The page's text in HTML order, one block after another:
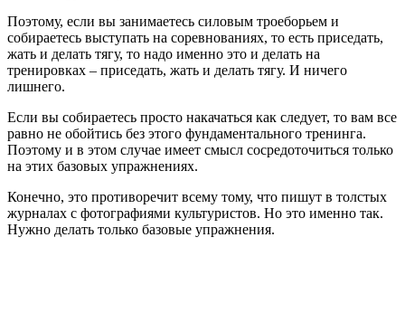
Поэтому, если вы занимаетесь силовым троеборьем и
собираетесь выступать на соревнованиях, то есть приседать,
жать и делать тягу, то надо именно это и делать на
тренировках – приседать, жать и делать тягу. И ничего
лишнего.
Если вы собираетесь просто накачаться как следует, то вам все
равно не обойтись без этого фундаментального тренинга.
Поэтому и в этом случае имеет смысл сосредоточиться только
на этих базовых упражнениях.
Конечно, это противоречит всему тому, что пишут в толстых
журналах с фотографиями культуристов. Но это именно так.
Нужно делать только базовые упражнения.